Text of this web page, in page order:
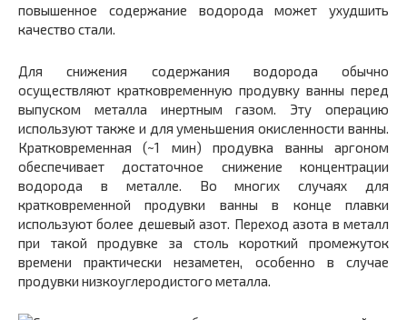
повышенное содержание водорода может ухудшить
качество стали.
Для снижения содержания водорода обычно
осуществляют кратковременную продувку ванны перед
выпуском металла инертным газом. Эту операцию
используют также и для уменьшения окисленности ванны.
Кратковременная (~1 мин) продувка ванны аргоном
обеспечивает достаточное снижение концентрации
водорода в металле. Во многих случаях для
кратковременной продувки ванны в конце плавки
используют более дешевый азот. Переход азота в металл
при такой продувке за столь короткий промежуток
времени практически незаметен, особенно в случае
продувки низкоуглеродистого металла.